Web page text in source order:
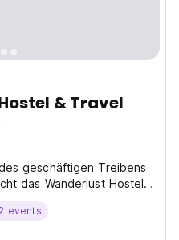
& Travel
geschäftigen Treibens
das Wanderlust Hostel
Stil, der Tradition und
Trotz seiner zentralen
events